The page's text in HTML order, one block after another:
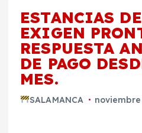
ESTANCIAS
EXIGEN
RESPUESTA
DE PAGO
MES.
SALAMANCA noviembre